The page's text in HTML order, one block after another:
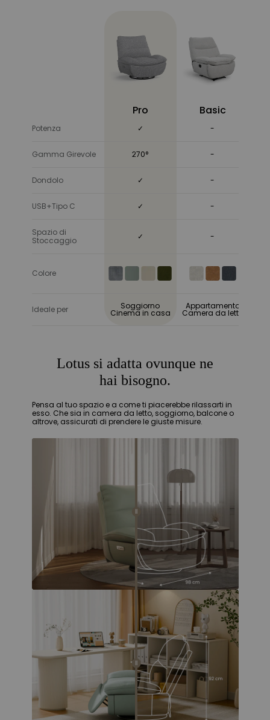
Pro Basic
Potenza ✓ -
Gamma Girevole 270° -
Dondolo ✓ -
USB+Tipo C ✓ -
Spazio di
Stoccaggio
✓ -
Colore
Ideale per Soggiorno
Cinema in casa
Appartamento
Camera da letto
Lotus si adatta ovunque ne
hai bisogno.
Pensa al tuo spazio e a come ti piacerebbe rilassarti in
esso. Che sia in camera da letto, soggiorno, balcone o
altrove, assicurati di prendere le giuste misure.